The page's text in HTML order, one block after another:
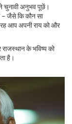
चुनावी अनुभव पूछें।
– जैसे कि कौन सा
आप अपनी राय को और
के भविष्य को
है।